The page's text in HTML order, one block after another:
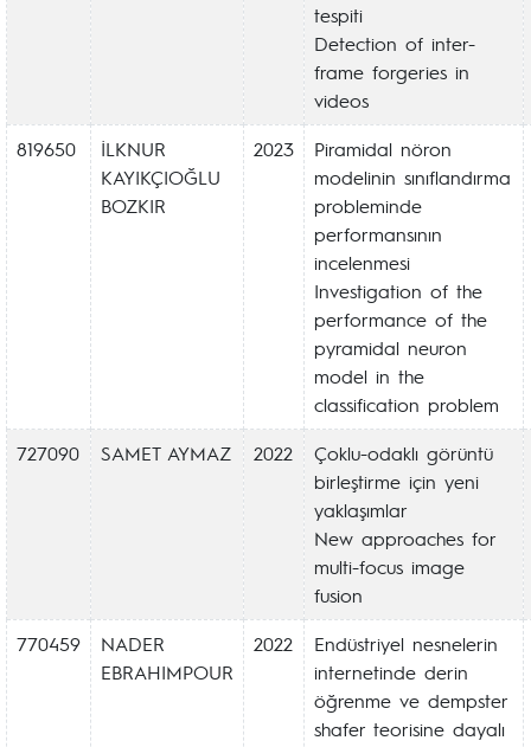
tespiti
Detection of inter-
frame forgeries in
videos
819650
İLKNUR
KAYIKÇIOĞLU
BOZKIR
2023
Piramidal nöron
modelinin sınıflandırma
probleminde
performansının
incelenmesi
Investigation of the
performance of the
pyramidal neuron
model in the
classification problem
727090
SAMET AYMAZ 2022
Çoklu-odaklı görüntü
birleştirme için yeni
yaklaşımlar
New approaches for
multi-focus image
fusion
770459
NADER
EBRAHIMPOUR
2022
Endüstriyel nesnelerin
internetinde derin
öğrenme ve dempster
shafer teorisine dayalı